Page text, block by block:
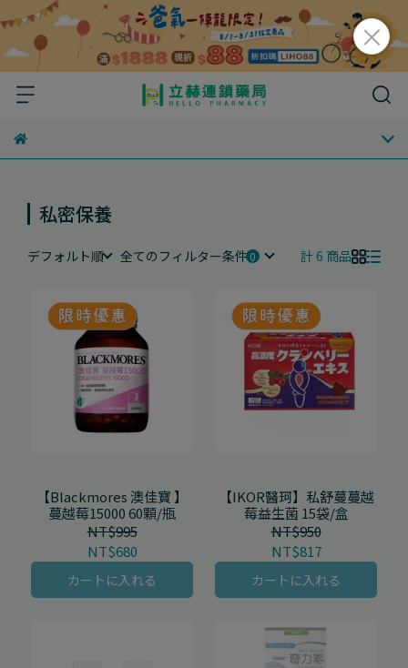
私密保養
デフォルト順 全てのフィルター条件 計 6 商品
【Blackmores 澳佳寶 】
蔓越莓15000 60顆/瓶
NT$680
NT$995
カートに入れる
【IKOR醫珂】私舒蔓蔓越
莓益生菌 15袋/盒
NT$817
NT$950
カートに入れる